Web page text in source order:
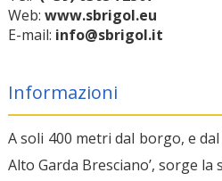
Web: www.sbrigol.eu
E-mail: info@sbrigol.it
Informazioni
A soli 400 metri dal borgo, e
Alto Garda Bresciano’, sorge